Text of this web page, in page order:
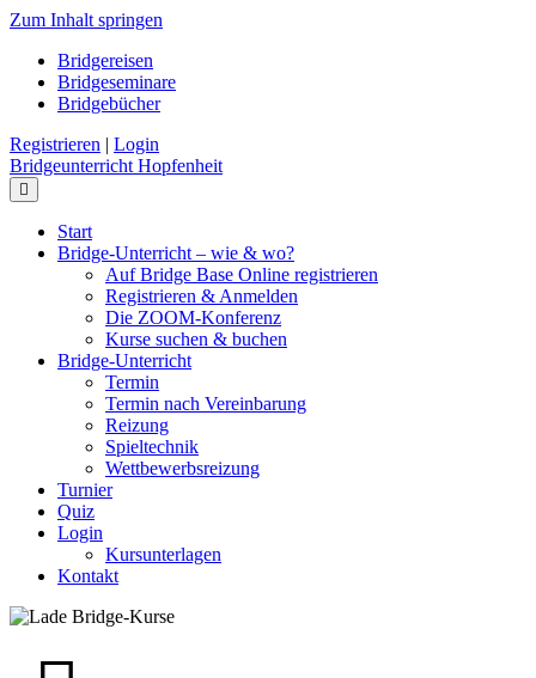
Zum Inhalt springen
Bridgereisen
Bridgeseminare
Bridgebücher
Registrieren | Login
Bridgeunterricht Hopfenheit
Start
Bridge-Unterricht – wie & wo?
Auf Bridge Base Online registrieren
Registrieren & Anmelden
Die ZOOM-Konferenz
Kurse suchen & buchen
Bridge-Unterricht
Termin
Termin nach Vereinbarung
Reizung
Spieltechnik
Wettbewerbsreizung
Turnier
Quiz
Login
Kursunterlagen
Kontakt